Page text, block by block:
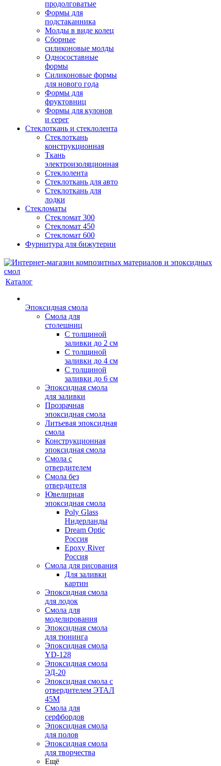
продолговатые
Формы для
подстаканника
Молды в виде колец
Сборные
силиконовые молды
Односоставные
формы
Силиконовые формы
для нового года
Формы для
фруктовниц
Формы для кулонов
и серег
Стеклоткань и стеклолента
Стеклоткань
конструкционная
Ткань
электроизоляционная
Стеклолента
Стеклоткань для авто
Стеклоткань для
лодки
Стекломаты
Стекломат 300
Стекломат 450
Стекломат 600
Фурнитура для бижутерии
Каталог
Эпоксидная смола
Смола для
столешниц
С толщиной
заливки до 2 см
С толщиной
заливки до 4 см
С толщиной
заливки до 6 см
Эпоксидная смола
для заливки
Прозрачная
эпоксидная смола
Литьевая эпоксидная
смола
Конструкционная
эпоксидная смола
Смола с
отвердителем
Смола без
отвердителя
Ювелирная
эпоксидная смола
Poly Glass
Нидерланды
Dream Optic
Россия
Epoxy River
Россия
Смола для рисования
Для заливки
картин
Эпоксидная смола
для лодок
Смола для
моделирования
Эпоксидная смола
для тюнинга
Эпоксидная смола
YD-128
Эпоксидная смола
ЭД-20
Эпоксидная смола с
отвердителем ЭТАЛ
45М
Смола для
серфбордов
Эпоксидная смола
для полов
Эпоксидная смола
для творчества
Ещё